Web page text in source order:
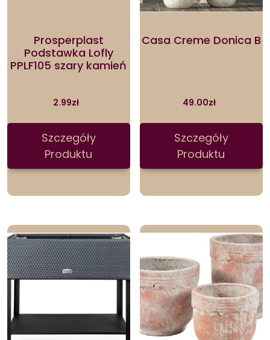
Prosperplast
Podstawka Lofly
PPLF105 szary kamień
2.99zł
Szczegóły
Produktu
Casa Creme Donica B
49.00zł
Szczegóły
Produktu